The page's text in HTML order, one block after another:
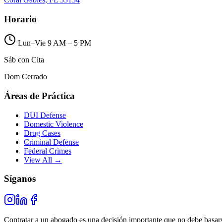
Horario
Lun–Vie 9 AM – 5 PM
Sáb con Cita
Dom Cerrado
Áreas de Práctica
DUI Defense
Domestic Violence
Drug Cases
Criminal Defense
Federal Crimes
View All →
Síganos
Contratar a un abogado es una decisión importante que no debe